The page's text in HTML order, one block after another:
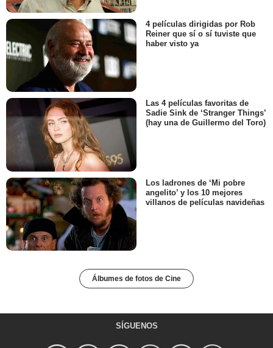
4 películas dirigidas por Rob
Reiner que sí o sí tuviste que
haber visto ya
Las 4 películas favoritas de
Sadie Sink de ‘Stranger Things’
(hay una de Guillermo del Toro)
Los ladrones de ‘Mi pobre
angelito’ y los 10 mejores
villanos de películas navideñas
Álbumes de fotos de Cine
SÍGUENOS